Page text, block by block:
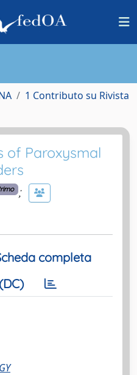
1 Contributo su Rivista
of Paroxysmal
;
completa